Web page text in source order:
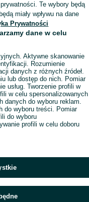
Te wybory będą
miały wpływu na dane
Prywatności
dane w celu
Aktywne skanowanie
Rozumienie
danych z różnych źródeł.
lub dostęp do nich. Pomiar
usług. Tworzenie profili w
w celu spersonalizowanych
danych do wyboru reklam.
do wyboru treści. Pomiar
do wyboru
profili w celu doboru